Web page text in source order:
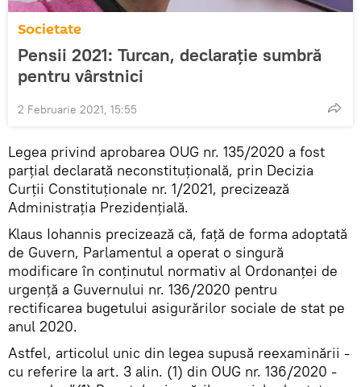
Societate
Pensii 2021: Turcan, declarație sumbră
pentru vârstnici
2 Februarie 2021, 15:55
Legea privind aprobarea OUG nr. 135/2020 a fost
parțial declarată neconstituțională, prin Decizia
Curții Constituționale nr. 1/2021, precizează
Administrația Prezidențială.
Klaus Iohannis precizează că, față de forma adoptată
de Guvern, Parlamentul a operat o singură
modificare în conținutul normativ al Ordonanței de
urgență a Guvernului nr. 136/2020 pentru
rectificarea bugetului asigurărilor sociale de stat pe
anul 2020.
Astfel, articolul unic din legea supusă reexaminării -
cu referire la art. 3 alin. (1) din OUG nr. 136/2020 -